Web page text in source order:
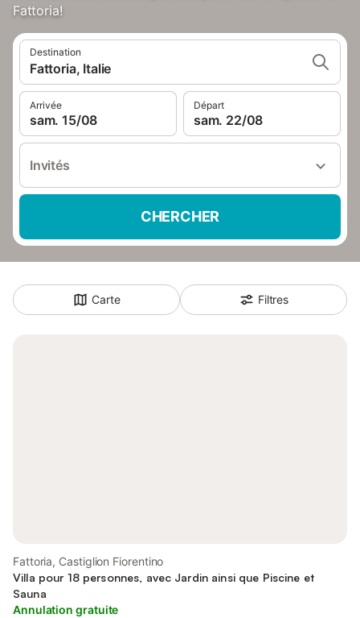
Fattoria!
Destination
Fattoria, Italie
Arrivée
sam. 15/08
Départ
sam. 22/08
Invités
CHERCHER
Carte Filtres
Fattoria, Castiglion Fiorentino
Villa pour 18 personnes, avec Jardin ainsi que Piscine et
Sauna
Annulation gratuite